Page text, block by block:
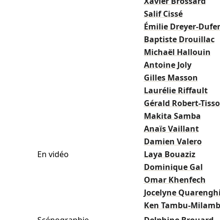
Salif Cissé
Émilie Dreyer-Dufer
Baptiste Drouillac
Michaël Hallouin
Antoine Joly
Gilles Masson
Laurélie Riffault
Gérald Robert-
Makita Samba
Anaïs Vaillant
Damien Valero
En vidéo
Laya Bouaziz
Dominique Gal
Omar Khenfech
Jocelyne Quarenghi
Ken Tambu-